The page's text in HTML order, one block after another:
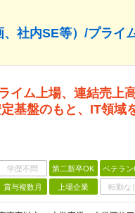
社内SE等）/プライ
イム上場、連結売上
基盤のもと、IT領域
学歴不問 第二新卒OK ベテラン
賞与複数月 上場企業 転勤なし